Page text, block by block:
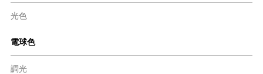
光色
電球色
調光